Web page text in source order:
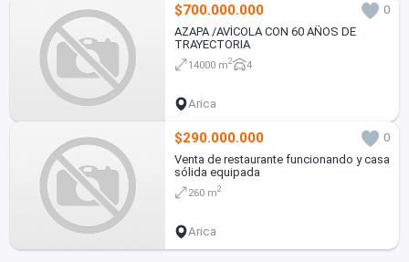
$700.000.000
0
AZAPA /AVÍCOLA CON 60 AÑOS DE
TRAYECTORIA
14000 m2 4
Arica
$290.000.000
0
Venta de restaurante funcionando y casa
sólida equipada
260 m2
Arica